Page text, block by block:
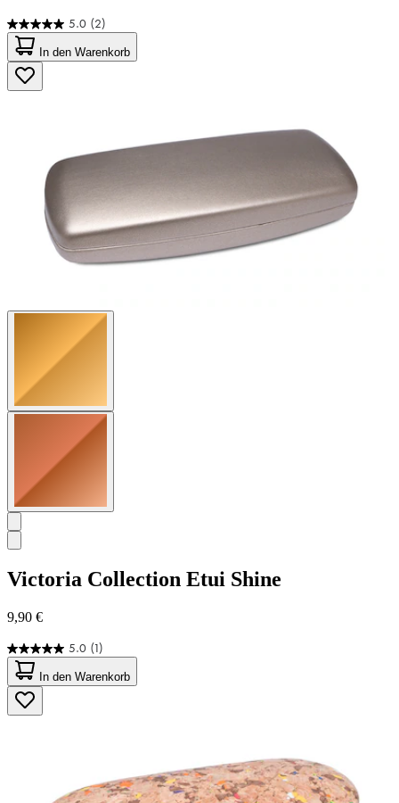
5.0 (2)
5.0
von
5
Sternen.
2
In den Warenkorb
Victoria Collection Etui Shine
9,90 €
5.0 (1)
5.0
von
5
Sternen.
1
In den Warenkorb